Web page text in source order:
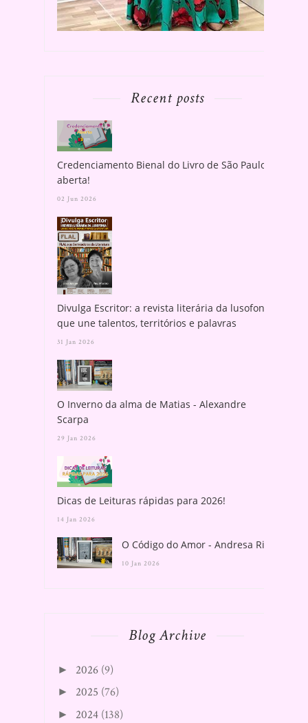
Recent posts
Credenciamento Bienal do Livro de São Paulo
aberta!
02 Jun 2026
Divulga Escritor: a revista literária da lusofonia
que une talentos, territórios e palavras
31 Jan 2026
O Inverno da alma de Matias - Alexandre
Scarpa
29 Jan 2026
Dicas de Leituras rápidas para 2026!
14 Jan 2026
O Código do Amor - Andresa Rios
10 Jan 2026
Blog Archive
► 2026 (9)
► 2025 (76)
► 2024 (138)